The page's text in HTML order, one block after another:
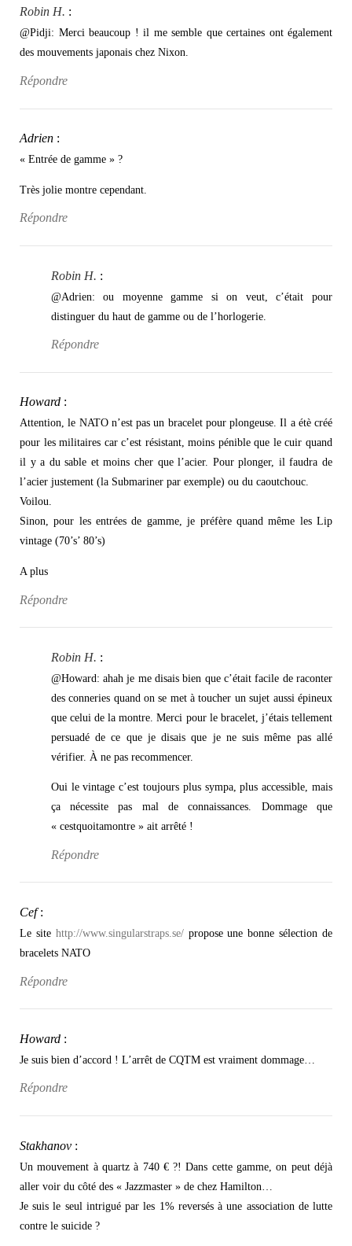
Robin H. :
@Pidji: Merci beaucoup ! il me semble que certaines ont également
des mouvements japonais chez Nixon.
Répondre
Adrien :
« Entrée de gamme » ?
Très jolie montre cependant.
Répondre
Robin H. :
@Adrien: ou moyenne gamme si on veut, c’était pour
distinguer du haut de gamme ou de l’horlogerie.
Répondre
Howard :
Attention, le NATO n’est pas un bracelet pour plongeuse. Il a étè créé
pour les militaires car c’est résistant, moins pénible que le cuir quand
il y a du sable et moins cher que l’acier. Pour plonger, il faudra de
l’acier justement (la Submariner par exemple) ou du caoutchouc.
Voilou.
Sinon, pour les entrées de gamme, je préfère quand même les Lip
vintage (70’s’ 80’s)
A plus
Répondre
Robin H. :
@Howard: ahah je me disais bien que c’était facile de raconter
des conneries quand on se met à toucher un sujet aussi épineux
que celui de la montre. Merci pour le bracelet, j’étais tellement
persuadé de ce que je disais que je ne suis même pas allé
vérifier. À ne pas recommencer.
Oui le vintage c’est toujours plus sympa, plus accessible, mais
ça nécessite pas mal de connaissances. Dommage que
« cestquoitamontre » ait arrêté !
Répondre
Cef :
Le site http://www.singularstraps.se/propose une bonne sélection de
bracelets NATO
Répondre
Howard :
Je suis bien d’accord ! L’arrêt de CQTM est vraiment dommage…
Répondre
Stakhanov :
Un mouvement à quartz à 740 € ?! Dans cette gamme, on peut déjà
aller voir du côté des « Jazzmaster » de chez Hamilton…
Je suis le seul intrigué par les 1% reversés à une association de lutte
contre le suicide ?